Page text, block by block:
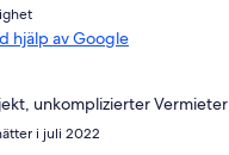
hjälp av Google
unkomplizierter Vermieter
i juli 2022